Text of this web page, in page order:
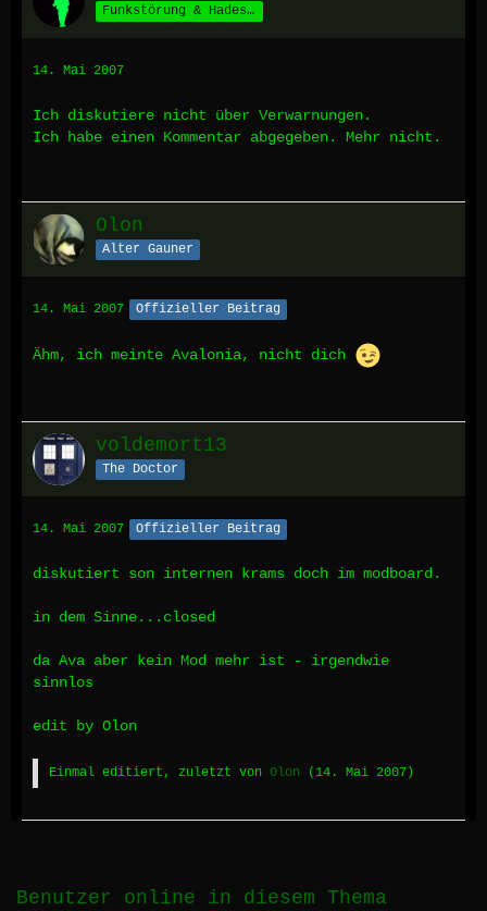
Funkstörung & Hades' Schäfchen *määäh*
14. Mai 2007
Ich diskutiere nicht über Verwarnungen.
Ich habe einen Kommentar abgegeben. Mehr nicht.
Olon
Alter Gauner
14. Mai 2007 Offizieller Beitrag
Ähm, ich meinte Avalonia, nicht dich
voldemort13
The Doctor
14. Mai 2007 Offizieller Beitrag
diskutiert son internen krams doch im modboard.
in dem Sinne...closed
da Ava aber kein Mod mehr ist - irgendwie
sinnlos
edit by Olon
Einmal editiert, zuletzt von Olon ( 14. Mai 2007 )
Benutzer online in diesem Thema